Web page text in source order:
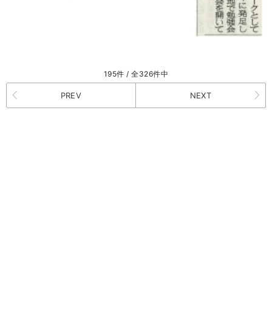
195件 / 全326件中
PREV NEXT